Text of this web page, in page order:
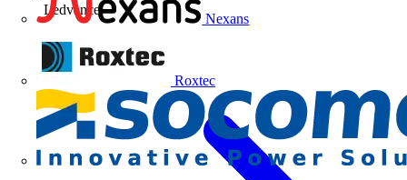
Nexans
Roxtec
Ledvance